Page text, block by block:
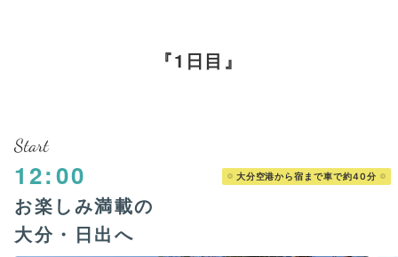
1日目
Start
12:00 大分空港から宿まで車で約40分
お楽しみ満載の
大分・日出へ